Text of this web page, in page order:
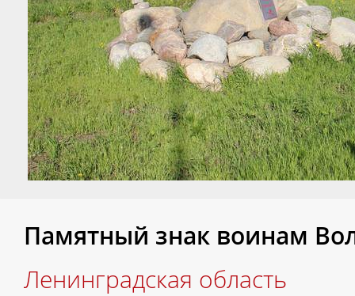
Памятный знак воинам
Ленинградская область